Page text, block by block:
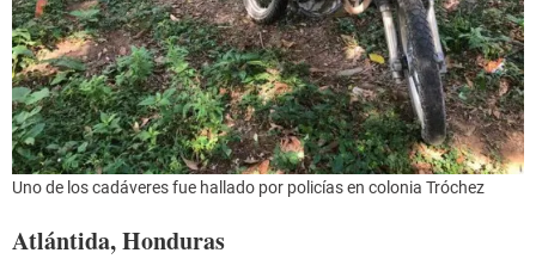
Uno de los cadáveres fue hallado por policías en colonia Tróchez
Atlántida, Honduras